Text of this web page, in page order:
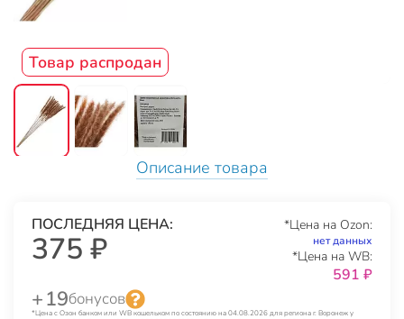
Товар распродан
Описание товара
ПОСЛЕДНЯЯ ЦЕНА:
375 ₽
*Цена на Ozon:
нет данных
*Цена на WB:
591 ₽
+ 19бонусов
*Цена с Озон банком или WB кошельком по состоянию на 04.08.2026 для региона г. Воронеж у